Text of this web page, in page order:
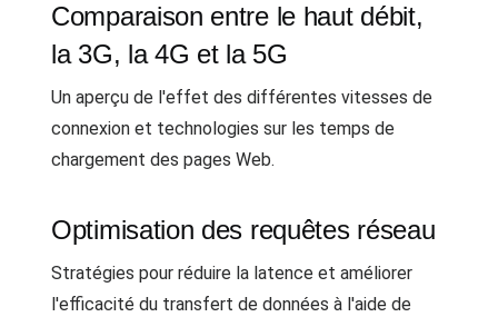
Comparaison entre le haut débit,
la 3G, la 4G et la 5G
Un aperçu de l'effet des différentes vitesses de
connexion et technologies sur les temps de
chargement des pages Web.
Optimisation des requêtes réseau
Stratégies pour réduire la latence et améliorer
l'efficacité du transfert de données à l'aide de